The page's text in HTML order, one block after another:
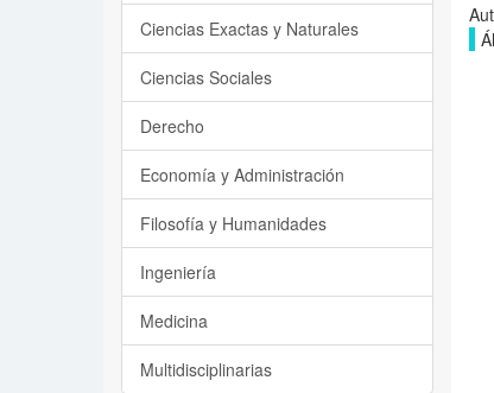
Ciencias Exactas y Naturales
Ciencias Sociales
Derecho
Economía y Administración
Filosofía y Humanidades
Ingeniería
Medicina
Multidisciplinarias